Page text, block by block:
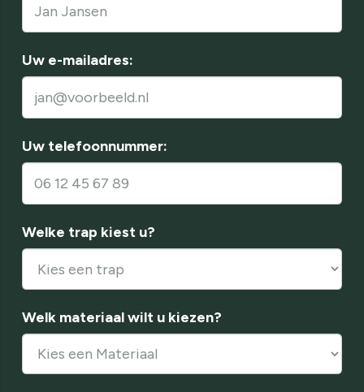
Uw e-mailadres:
Uw telefoonnummer:
Welke trap kiest u?
Welk materiaal wilt u kiezen?